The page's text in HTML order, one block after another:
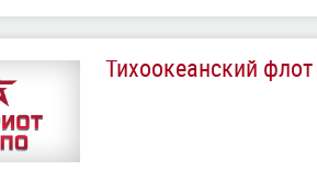
Тихоокеанский